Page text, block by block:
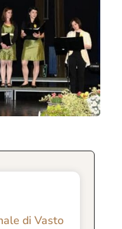
di Vasto